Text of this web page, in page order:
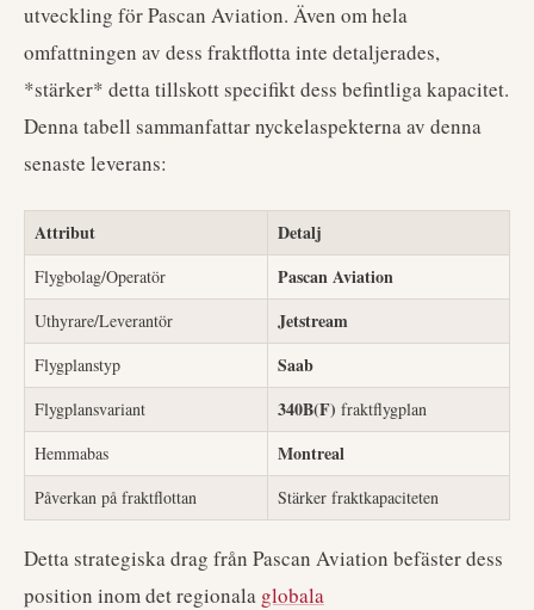
utveckling för Pascan Aviation. Även om hela
omfattningen av dess fraktflotta inte detaljerades,
*stärker* detta tillskott specifikt dess befintliga kapacitet.
Denna tabell sammanfattar nyckelaspekterna av denna
senaste leverans:
Attribut Detalj
Flygbolag/Operatör Pascan Aviation
Uthyrare/Leverantör Jetstream
Flygplanstyp Saab
Flygplansvariant 340B(F) fraktflygplan
Hemmabas
Montreal
Påverkan på fraktflottan Stärker fraktkapaciteten
Detta strategiska drag från Pascan Aviation befäster dess
position inom det regionala globala